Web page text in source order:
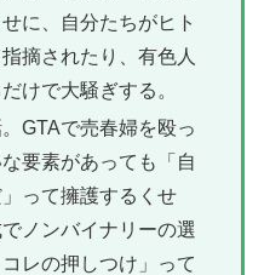
に、自分たちがヒト
摘されたり、有色人
けで大騒ぎする。
GTAで売春婦を殴っ
要素があっても「自
って擁護するくせ
ノンバイナリーの選
レの押しつけ」って